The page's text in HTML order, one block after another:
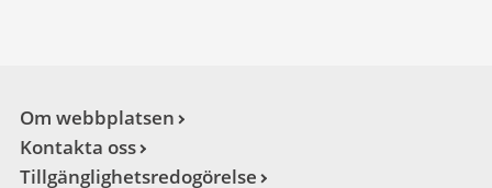
Om webbplatsen
Kontakta oss
Tillgänglighetsredogörelse